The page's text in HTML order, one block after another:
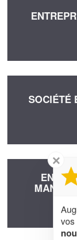
SOCIÉTÉ
✕
vos